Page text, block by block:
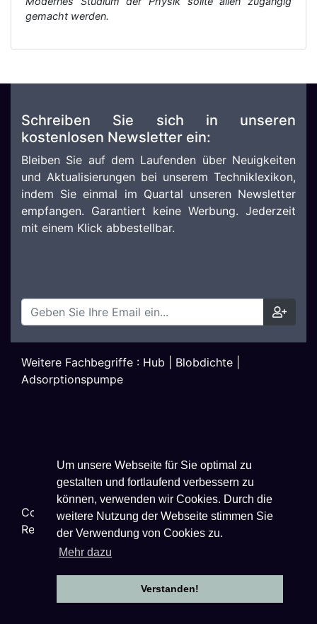
Um unsere Webseite für Sie optimal zu
gestalten und fortlaufend verbessern zu
können, verwenden wir Cookies. Durch die
weitere Nutzung der Webseite stimmen Sie
der Verwendung von Cookies zu.
Mehr dazu
Verstanden!
gemacht werden.
Schreiben Sie sich in unseren
kostenlosen Newsletter ein:
Bleiben Sie auf dem Laufenden über Neuigkeiten
und Aktualisierungen bei unserem Techniklexikon,
indem Sie einmal im Quartal unseren Newsletter
empfangen. Garantiert keine Werbung. Jederzeit
mit einem Klick abbestellbar.
Weitere Fachbegriffe : Hub Blobdichte
Adsorptionspumpe
Copyright © 2026Techniklexikon.net - All Rights
Reserved.
Datenschutzhinweise